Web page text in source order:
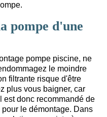
pompe d'une
pompe piscine, ne
le moindre
filtrante risque d'être
plus vous baigner, car
est donc recommandé de
le démontage. Dans